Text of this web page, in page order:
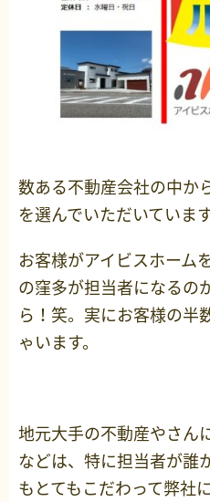
数ある不動産会社の中か
を選んでいただいていま
お客様がアイビスホーム
の窪多が担当者になるの
ら！笑。実にお客様の半
ゃいます。
地元大手の不動産やさん
などは、特に担当者が誰
もとてもこだわって弊社